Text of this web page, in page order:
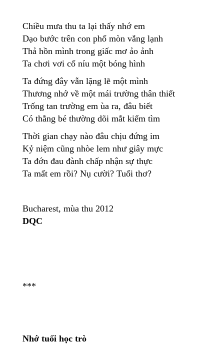
Chiều mưa thu ta lại thấy nhớ em
Dạo bước trên con phố mòn vắng lạnh
Thả hồn mình trong giấc mơ ảo ảnh
Ta chơi vơi cố níu một bóng hình
Ta đứng đây vẫn lặng lẽ một mình
Thương nhớ về một mái trường thân thiết
Trống tan trường em ùa ra, đâu biết
Có thằng bé thường dõi mắt kiếm tìm
Thời gian chạy nào đâu chịu đứng im
Kỷ niệm cũng nhòe lem như giây mực
Ta đớn đau đành chấp nhận sự thực
Ta mất em rồi? Nụ cười? Tuổi thơ?
Bucharest, mùa thu 2012
DQC
***
Nhớ tuổi học trò